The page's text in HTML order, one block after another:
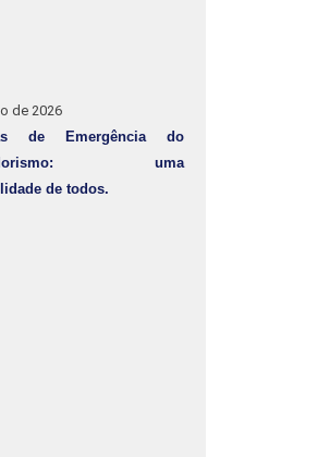
de 2026
de Emergência do
uma
de todos.